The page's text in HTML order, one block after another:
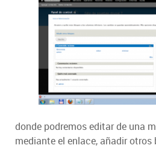
donde podremos editar de una
mediante el enlace, añadir otros